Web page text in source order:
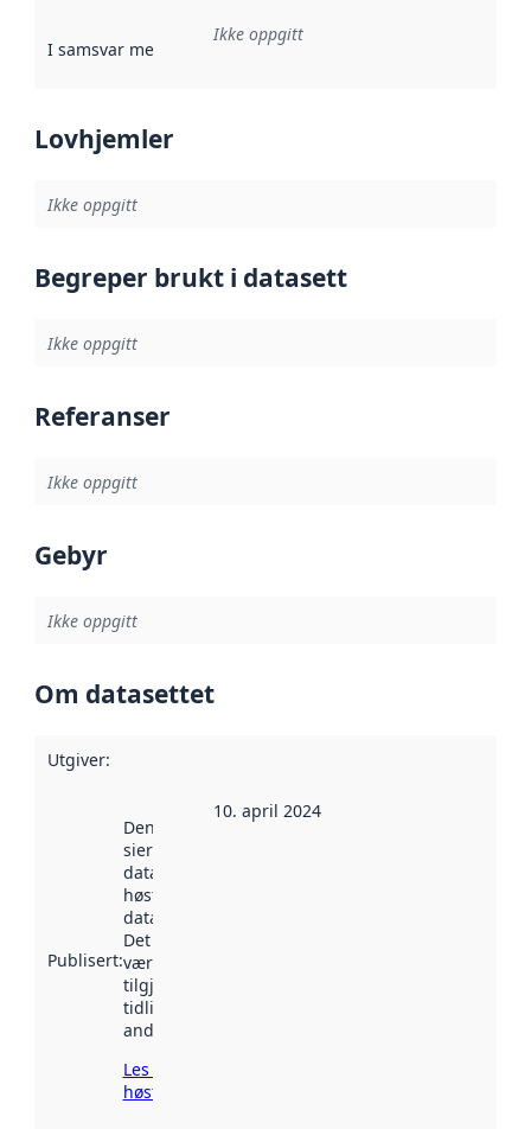
I samsvar med Referanse til en implementasjonsregel
Ikke oppgitt
Lovhjemler
Ikke oppgitt
Begreper brukt i datasett
Ikke oppgitt
Referanser
Ikke oppgitt
Gebyr
Ikke oppgitt
Om datasettet
Utgiver:
Publisert:
Denne datoen
sier når
datasettet ble
høstet av
data.norge.no.
Det kan ha
vært
tilgjengelig
tidligere
andre steder.
Les mer om
høsting her
10. april 2024